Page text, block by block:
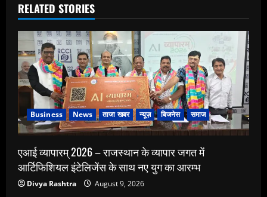
RELATED STORIES
Business News ताजा खबर न्यूज़ बिजनेस समाज
एआई व्यापारम् 2026 – राजस्थान के व्यापार जगत में
आर्टिफिशियल इंटेलिजेंस के साथ नए युग का आरम्भ
Divya Rashtra August 9, 2026